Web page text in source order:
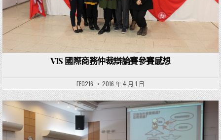
VIS 國際商務仲裁辯論賽參賽感想
EF0216 2016 年 4 月 1 日
Posted in